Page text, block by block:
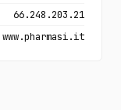
66.248.203.21
www.pharmasi.it